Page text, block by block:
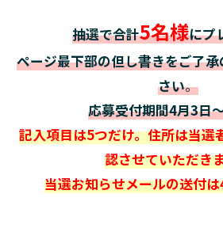
抽選で合計5名様にプ
ページ最下部の但し書きをご了
さい。
応募受付期間4月3日
記入項目は5つだけ。住所は当選
認させていただき
当選お知らせメールの送付